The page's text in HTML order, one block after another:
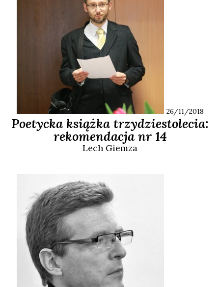
26/11/2018
Poetycka książka trzydziestolecia:
rekomendacja nr 14
Lech Giemza